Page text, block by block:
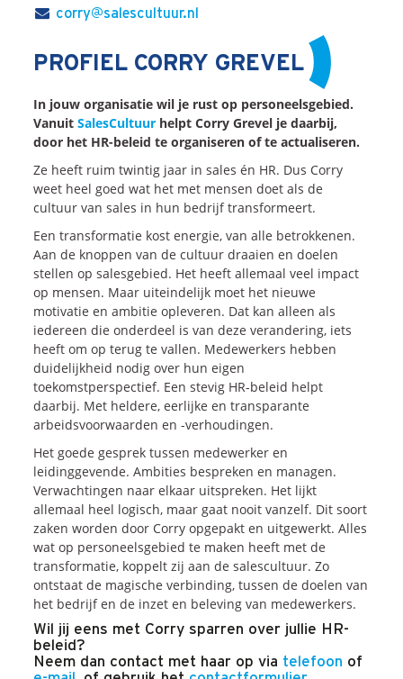
corry@salescultuur.nl
PROFIEL CORRY GREVEL
In jouw organisatie wil je rust op personeelsgebied.
Vanuit SalesCultuur helpt Corry Grevel je daarbij,
door het HR-beleid te organiseren of te actualiseren.
Ze heeft ruim twintig jaar in sales én HR. Dus Corry
weet heel goed wat het met mensen doet als de
cultuur van sales in hun bedrijf transformeert.
Een transformatie kost energie, van alle betrokkenen.
Aan de knoppen van de cultuur draaien en doelen
stellen op salesgebied. Het heeft allemaal veel impact
op mensen. Maar uiteindelijk moet het nieuwe
motivatie en ambitie opleveren. Dat kan alleen als
iedereen die onderdeel is van deze verandering, iets
heeft om op terug te vallen. Medewerkers hebben
duidelijkheid nodig over hun eigen
toekomstperspectief. Een stevig HR-beleid helpt
daarbij. Met heldere, eerlijke en transparante
arbeidsvoorwaarden en -verhoudingen.
Het goede gesprek tussen medewerker en
leidinggevende. Ambities bespreken en managen.
Verwachtingen naar elkaar uitspreken. Het lijkt
allemaal heel logisch, maar gaat nooit vanzelf. Dit soort
zaken worden door Corry opgepakt en uitgewerkt. Alles
wat op personeelsgebied te maken heeft met de
transformatie, koppelt zij aan de salescultuur. Zo
ontstaat de magische verbinding, tussen de doelen van
het bedrijf en de inzet en beleving van medewerkers.
Wil jij eens met Corry sparren over jullie HR-
beleid?
Neem dan contact met haar op via telefoon of